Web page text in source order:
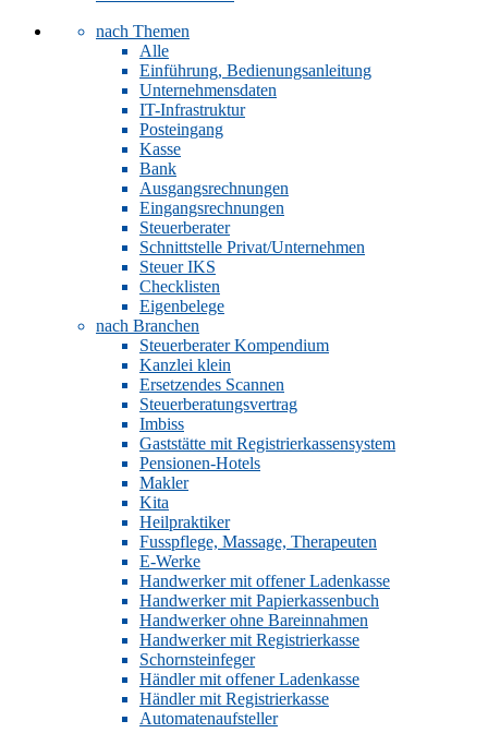
nach Themen
Alle
Einführung, Bedienungsanleitung
Unternehmensdaten
IT-Infrastruktur
Posteingang
Kasse
Bank
Ausgangsrechnungen
Eingangsrechnungen
Steuerberater
Schnittstelle Privat/Unternehmen
Steuer IKS
Checklisten
Eigenbelege
nach Branchen
Steuerberater Kompendium
Kanzlei klein
Ersetzendes Scannen
Steuerberatungsvertrag
Imbiss
Gaststätte mit Registrierkassensystem
Pensionen-Hotels
Makler
Kita
Heilpraktiker
Fusspflege, Massage, Therapeuten
E-Werke
Handwerker mit offener Ladenkasse
Handwerker mit Papierkassenbuch
Handwerker ohne Bareinnahmen
Handwerker mit Registrierkasse
Schornsteinfeger
Händler mit offener Ladenkasse
Händler mit Registrierkasse
Automatenaufsteller